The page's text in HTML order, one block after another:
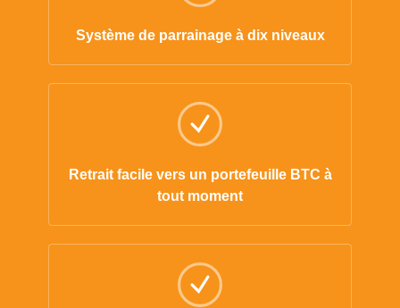
Système de parrainage à dix niveaux
Retrait facile vers un portefeuille BTC à
tout moment